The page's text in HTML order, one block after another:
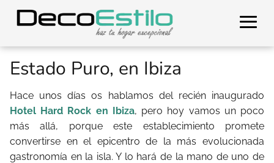
Estado Puro, en Ibiza
Hace unos días os hablamos del recién inaugurado
Hotel Hard Rock en Ibiza, pero hoy vamos un poco
más allá, porque este establecimiento promete
convertirse en el epicentro de la más evolucionada
gastronomía en la isla. Y lo hará de la mano de uno de